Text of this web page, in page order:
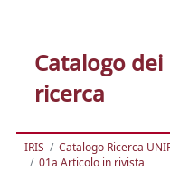
Catalogo
ricerca
IRIS Catalogo Ricerca
01a Articolo in rivista